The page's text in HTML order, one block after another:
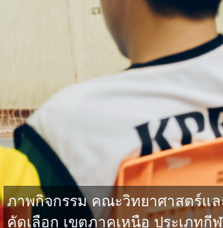
ภาพกิจกรรม คณะวิทยาศาสตร์แล
คัดเลือก เขตภาคเหนือ ประเภทกี